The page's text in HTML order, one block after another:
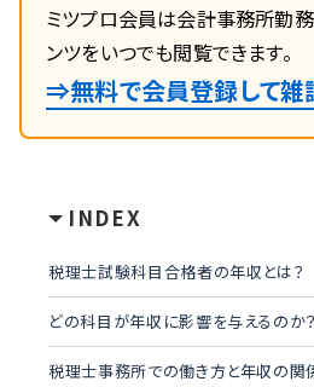
ミツプロ会員は会計事務所勤
ンツをいつでも閲覧できます。
⇒無料で会員登録して雑
INDEX
税理士試験科目合格者の年収とは？
どの科目が年収に影響を与えるのか？
税理士事務所での働き方と年収の関